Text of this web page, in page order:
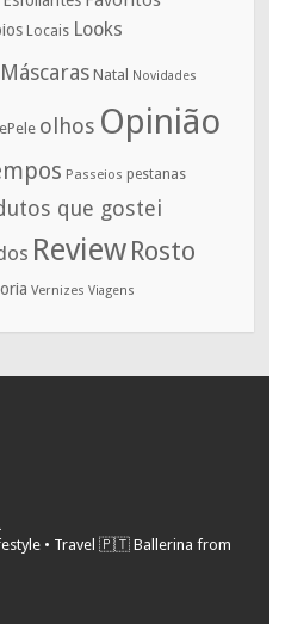
Locais Looks
Máscaras Natal Novidades
olhos Opinião
Passeios pestanas
que gostei
Review Rosto
Vernizes Viagens
• Travel 🇵🇹 Ballerina from